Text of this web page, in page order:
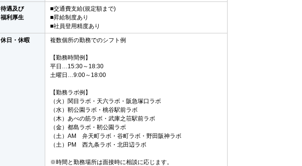
待遇及び
福利厚生
■交通費支給(規定額まで)
■昇給制度あり
■社員登用精度あり
休日・休暇 複数個所の勤務でのシフト例
【勤務時間例】
平日…15:30～18:30
土曜日…9:00～18:00
【勤務ラボ例】
（火）関目ラボ・天六ラボ・阪急塚口ラボ
（水）靭公園ラボ・桃谷駅前ラボ
（木）あべの筋ラボ・武庫之荘駅前ラボ
（金）都島ラボ・靭公園ラボ
（土）AM 弁天町ラボ・谷町ラボ・野田阪神ラボ
（土）PM 西九条ラボ・北田辺ラボ
※時間と勤務場所は面接時に相談に応じます。